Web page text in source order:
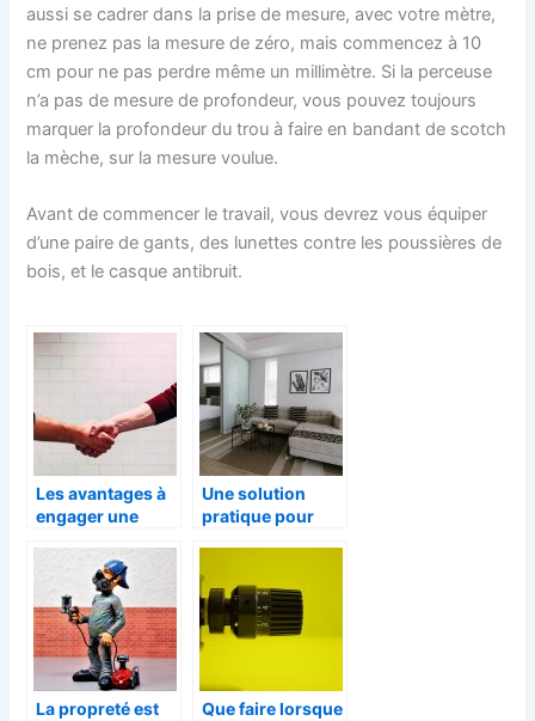
aussi se cadrer dans la prise de mesure, avec votre mètre,
ne prenez pas la mesure de zéro, mais commencez à 10
cm pour ne pas perdre même un millimètre. Si la perceuse
n’a pas de mesure de profondeur, vous pouvez toujours
marquer la profondeur du trou à faire en bandant de scotch
la mèche, sur la mesure voulue.
Avant de commencer le travail, vous devrez vous équiper
d’une paire de gants, des lunettes contre les poussières de
bois, et le casque antibruit.
Les avantages à
engager une
déménagement
Une solution
pratique pour
places de lit
La propreté est Que faire lorsque